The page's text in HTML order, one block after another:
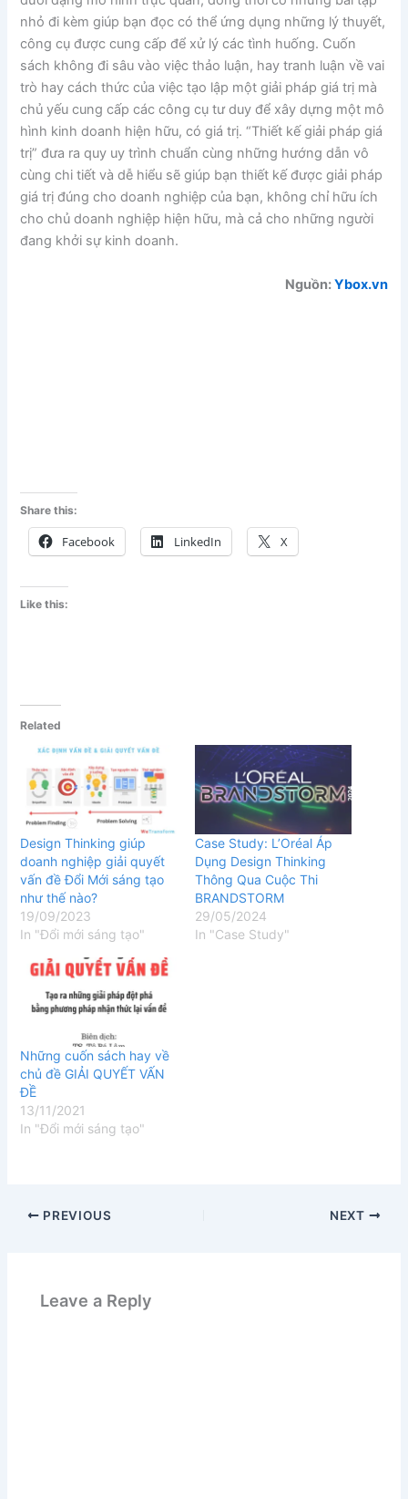
nhỏ đi kèm giúp bạn đọc có thể ứng dụng những lý thuyết,
công cụ được cung cấp để xử lý các tình huống. Cuốn
sách không đi sâu vào việc thảo luận, hay tranh luận về vai
trò hay cách thức của việc tạo lập một giải pháp giá trị mà
chủ yếu cung cấp các công cụ tư duy để xây dựng một mô
hình kinh doanh hiện hữu, có giá trị. “Thiết kế giải pháp giá
trị” đưa ra quy uy trình chuẩn cùng những hướng dẫn vô
cùng chi tiết và dễ hiểu sẽ giúp bạn thiết kế được giải pháp
giá trị đúng cho doanh nghiệp của bạn, không chỉ hữu ích
cho chủ doanh nghiệp hiện hữu, mà cả cho những người
đang khởi sự kinh doanh.
Nguồn:Ybox.vn
Share this:
Facebook LinkedIn X
Like this:
Related
Design Thinking giúp
doanh nghiệp giải quyết
vấn đề Đổi Mới sáng tạo
như thế nào?
19/09/2023
In "Đổi mới sáng tạo"
Case Study: L’Oréal Áp
Dụng Design Thinking
Thông Qua Cuộc Thi
BRANDSTORM
29/05/2024
In "Case Study"
Những cuốn sách hay về
chủ đề GIẢI QUYẾT VẤN
ĐỀ
13/11/2021
In "Đổi mới sáng tạo"
PREVIOUS NEXT
Leave a Reply